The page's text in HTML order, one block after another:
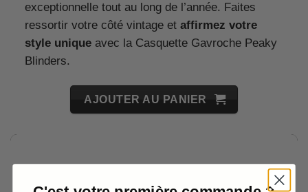
exceptionnelle tout au long de l’année. Faites
ressortir votre côté vintage et affirmez votre
style uniqueavec la Casquette Gavroche Peaky
Blinders.
AJOUTER AU PANIER